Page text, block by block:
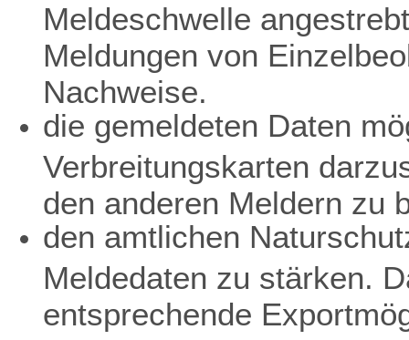
Meldeschwelle
Meldungen von
Nachweise.
die gemeldeten Daten
Verbreitungskarten
den anderen Meldern zu
den amtlichen
Meldedaten zu stärken.
entsprechende